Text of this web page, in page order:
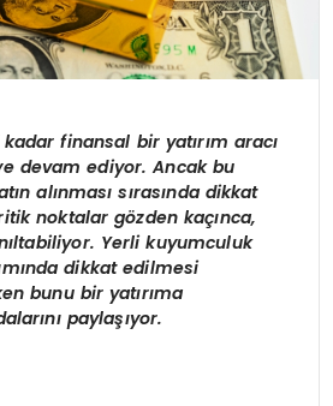
finansal bir yatırım aracı
devam ediyor. Ancak bu
alınması sırasında dikkat
noktalar gözden kaçınca,
Yerli kuyumculuk
dikkat edilmesi
bunu bir yatırıma
paylaşıyor.